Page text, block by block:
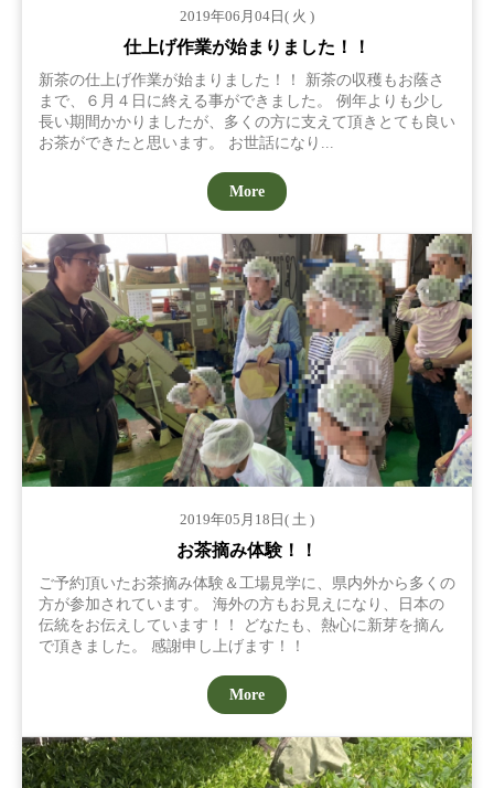
2019年06月04日( 火 )
仕上げ作業が始まりました！！
新茶の仕上げ作業が始まりました！！ 新茶の収穫もお蔭さ
まで、６月４日に終える事ができました。 例年よりも少し
長い期間かかりましたが、多くの方に支えて頂きとても良い
お茶ができたと思います。 お世話になり...
More
2019年05月18日( 土 )
お茶摘み体験！！
ご予約頂いたお茶摘み体験＆工場見学に、県内外から多くの
方が参加されています。 海外の方もお見えになり、日本の
伝統をお伝えしています！！ どなたも、熱心に新芽を摘ん
で頂きました。 感謝申し上げます！！
More